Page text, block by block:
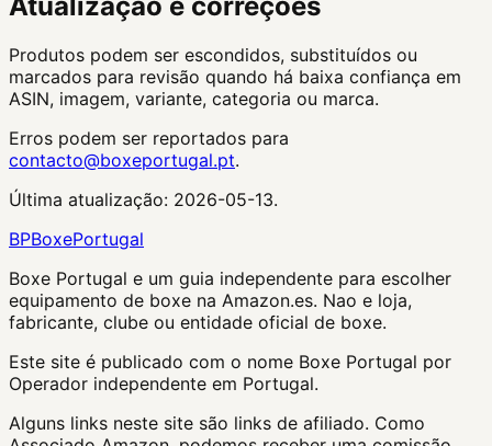
Atualização e correções
Produtos podem ser escondidos, substituídos ou
marcados para revisão quando há baixa confiança em
ASIN, imagem, variante, categoria ou marca.
Erros podem ser reportados para
contacto@boxeportugal.pt.
Última atualização: 2026-05-13.
BPBoxePortugal
Boxe Portugal e um guia independente para escolher
equipamento de boxe na Amazon.es. Nao e loja,
fabricante, clube ou entidade oficial de boxe.
Este site é publicado com o nome Boxe Portugal por
Operador independente em Portugal.
Alguns links neste site são links de afiliado. Como